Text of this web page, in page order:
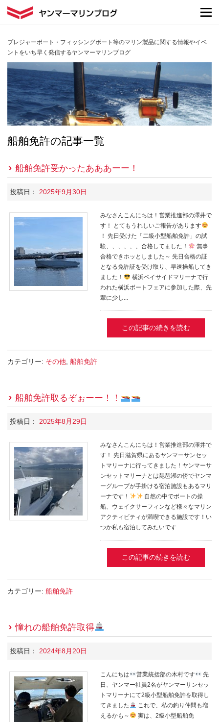
プレジャーボート・フィッシングボート等のマリン製品に関する情報やイベ
ントをいち早く発信するヤンマーマリンブログ
船舶免許の記事一覧
船舶免許受かったあああーー！
投稿日： 2025年9月30日
みなさんこんにちは！営業推進部の澤井で
す！ とてもうれしいご報告があります
！ 先日受けた「二級小型船舶免許」の試
験、、、、、、合格してました！
無事
合格できホッとしました～ 先日合格の証
となる免許証を受け取り、早速操船してき
ました！
横浜ベイサイドマリーナで行
われた横浜ボートフェアに参加した際、先
輩に少し...
この記事の続きを読む
カテゴリー: その他 船舶免許
船舶免許取るぞぉーー！！
投稿日： 2025年8月29日
みなさんこんにちは！営業推進部の澤井で
す！ 先日滋賀県にあるヤンマーサンセッ
トマリーナに行ってきました！ヤンマーサ
ンセットマリーナとは琵琶湖の傍でヤンマ
ーグループが手掛ける宿泊施設もあるマリ
ーナです！
自然の中でボートの操
船、ウェイクサーフィンなど様々なマリン
アクティビティが満喫できる施設です！い
つか私も宿泊してみたいです...
この記事の続きを読む
カテゴリー: 船舶免許
憧れの船舶免許取得
投稿日： 2024年8月20日
こんにちは 営業統括部の木村です
先
日、ヤンマー社員2名がヤンマーサンセッ
トマリーナにて2級小型船舶免許を取得し
てきました
これで、私の釣り仲間も増
えるかも～
実は、2級小型船舶免